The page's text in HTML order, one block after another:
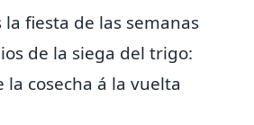
la fiesta de las semanas
de la siega del trigo:
la cosecha á la vuelta